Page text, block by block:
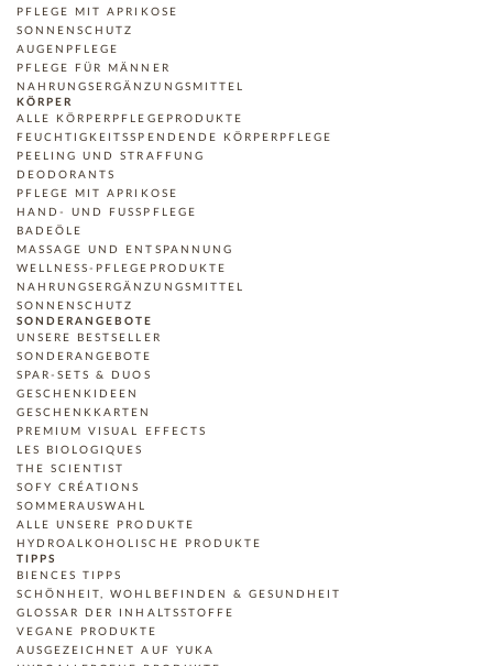
PFLEGE MIT APRIKOSE
SONNENSCHUTZ
AUGENPFLEGE
PFLEGE FÜR MÄNNER
NAHRUNGSERGÄNZUNGSMITTEL
KÖRPER
ALLE KÖRPERPFLEGEPRODUKTE
FEUCHTIGKEITSSPENDENDE KÖRPERPFLEGE
PEELING UND STRAFFUNG
DEODORANTS
PFLEGE MIT APRIKOSE
HAND- UND FUSSPFLEGE
BADEÖLE
MASSAGE UND ENTSPANNUNG
WELLNESS-PFLEGEPRODUKTE
NAHRUNGSERGÄNZUNGSMITTEL
SONNENSCHUTZ
SONDERANGEBOTE
UNSERE BESTSELLER
SONDERANGEBOTE
SPAR-SETS & DUOS
GESCHENKIDEEN
GESCHENKKARTEN
PREMIUM VISUAL EFFECTS
LES BIOLOGIQUES
THE SCIENTIST
SOFY CRÉATIONS
SOMMERAUSWAHL
ALLE UNSERE PRODUKTE
HYDROALKOHOLISCHE PRODUKTE
TIPPS
BIENCES TIPPS
SCHÖNHEIT, WOHLBEFINDEN & GESUNDHEIT
GLOSSAR DER INHALTSSTOFFE
VEGANE PRODUKTE
AUSGEZEICHNET AUF YUKA